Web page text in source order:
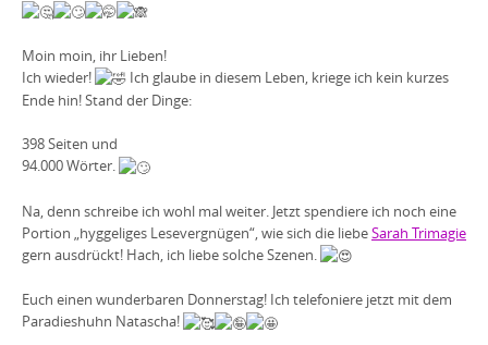
Moin moin, ihr Lieben!
Ich wieder!
Ich glaube in diesem Leben, kriege ich kein kurzes
Ende hin! Stand der Dinge:
398 Seiten und
94.000 Wörter.
Na, denn schreibe ich wohl mal weiter. Jetzt spendiere ich noch eine
Portion „hyggeliges Lesevergnügen“, wie sich die liebeSarah Trimagie
gern ausdrückt! Hach, ich liebe solche Szenen.
Euch einen wunderbaren Donnerstag! Ich telefoniere jetzt mit dem
Paradieshuhn Natascha!